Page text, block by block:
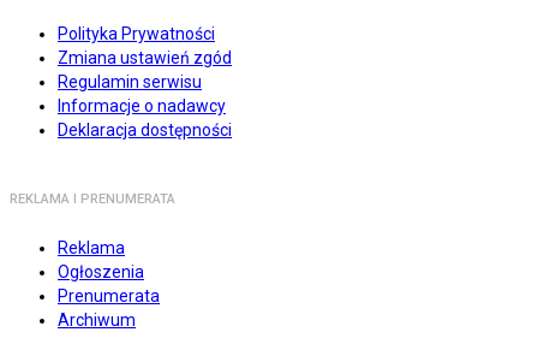
Polityka Prywatności
Zmiana ustawień zgód
Regulamin serwisu
Informacje o nadawcy
Deklaracja dostępności
REKLAMA I PRENUMERATA
Reklama
Ogłoszenia
Prenumerata
Archiwum